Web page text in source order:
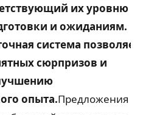
их уровню
и ожиданиям.
система позволяет
сюрпризов и
опыта.Предложения